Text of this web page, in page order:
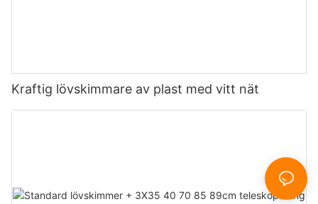
Kraftig lövskimmare av plast med vitt nät